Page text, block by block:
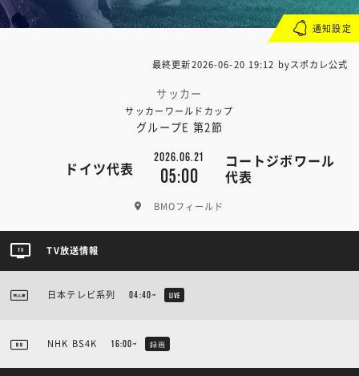
最終更新2026-06-20 19:12 byスポカレ公式
サッカー
サッカーワールドカップ
グループE 第2節
ドイツ代表
2026.06.21
05:00
コートジボワール
代表
BMOフィールド
通知設定
TV放送情報
日本テレビ系列 04:40~ LIVE
NHK BS4K 16:00~ 録画